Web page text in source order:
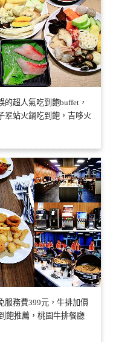
的超人氣吃到飽buffet，
翠站火鍋吃到飽，吉哆火
服務費399元，牛排加價
飽推薦，桃園牛排餐廳